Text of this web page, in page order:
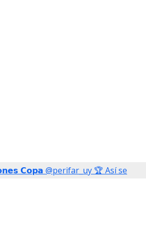
𝗖𝗼𝗽𝗮 @perifar_uy 🏆 Así se